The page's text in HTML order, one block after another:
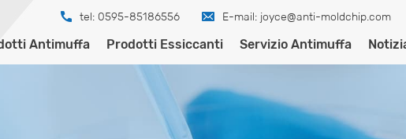
tel: 0595-85186556 E-mail: joyce@anti-moldchip.com
Antimuffa Prodotti Essiccanti Servizio Antimuffa